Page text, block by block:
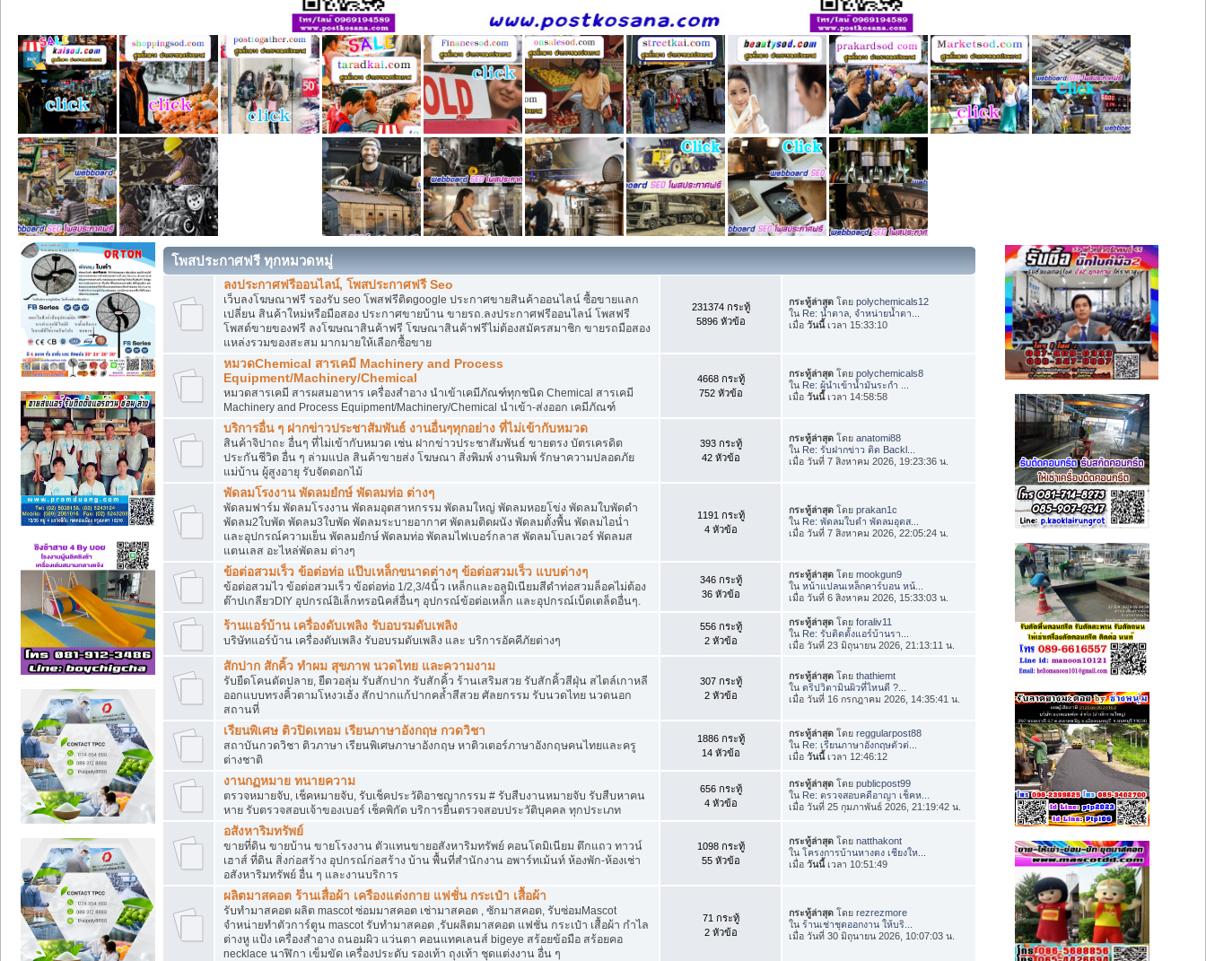
โพสประกาศฟรี ทุกหมวดหมู่
ลงประกาศฟรีออนไลน์, โพสประกาศฟรี Seo
เว็บลงโฆษณาฟรี รองรับ seo โพสฟรีติดgoogle ประกาศขายสินค้าออนไลน์ ซื้อขายแลก
เปลี่ยน สินค้าใหม่หรือมือสอง ประกาศขายบ้าน ขายรถ.ลงประกาศฟรีออนไลน์ โพสฟรี
โพสต์ขายของฟรี ลงโฆษณาสินค้าฟรี โฆษณาสินค้าฟรีไม่ต้องสมัครสมาชิก ขายรถมือสอง
แหล่งรวมของสะสม มากมายให้เลือกซื้อขาย
231374 กระทู้
5896 หัวข้อ
กระทู้ล่าสุด โดยpolychemicals12
ใน Re: น้ำตาล, จำหน่ายน้ำตา...
เมื่อวันนี้เวลา 15:33:10
หมวดChemical สารเคมี Machinery and Process
Equipment/Machinery/Chemical
หมวดสารเคมี สารผสมอาหาร เครื่องสำอาง นำเข้าเคมีภัณฑ์ทุกชนิด Chemical สารเคมี
Machinery and Process Equipment/Machinery/Chemical นำเข้า-ส่งออก เคมีภัณฑ์
4668 กระทู้
752 หัวข้อ
กระทู้ล่าสุด โดยpolychemicals8
ใน Re: ผู้นำเข้าน้ำมันระกำ ...
เมื่อวันนี้เวลา 14:58:58
บริการอื่น ๆ ฝากข่าวประชาสัมพันธ์ งานอื่นๆทุกอย่าง ที่ไม่เข้ากับหมวด
สินค้าจิปาถะ อื่นๆ ที่ไม่เข้ากับหมวด เช่น ฝากข่าวประชาสัมพันธ์ ขายตรง บัตรเครดิต
ประกันชีวิต อื่น ๆ ล่ามแปล สินค้าขายส่ง โฆษณา สิ่งพิมพ์ งานพิมพ์ รักษาความปลอดภัย
แม่บ้าน ผู้สูงอายุ รับจัดดอกไม้
393 กระทู้
42 หัวข้อ
กระทู้ล่าสุด โดยanatomi88
ใน Re: รับฝากข่าว ติด Backl...
เมื่อ วันที่ 7 สิงหาคม 2026, 19:23:36 น.
พัดลมโรงงาน พัดลมยํกษ์ พัดลมท่อ ต่างๆ
พัดลมฟาร์ม พัดลมโรงงาน พัดลมอุตสาหกรรม พัดลมใหญ่ พัดลมหอยโข่ง พัดลมใบพัดดำ
พัดลม2ใบพัด พัดลม3ใบพัด พัดลมระบายอากาศ พัดลมติดผนัง พัดลมตั้งพื้น พัดลมไอน่ำ
และอุปกรณ์ความเย็น พัดลมยํกษ์ พัดลมท่อ พัดลมไฟเบอร์กลาส พัดลมโบลเวอร์ พัดลมส
แตนเลส อะไหล่พัดลม ต่างๆ
1191 กระทู้
4 หัวข้อ
กระทู้ล่าสุด โดยprakan1c
ใน Re: พัดลมใบดำ พัดลมอุตส...
เมื่อ วันที่ 7 สิงหาคม 2026, 22:05:24 น.
ข้อต่อสวมเร็ว ข้อต่อท่อ แป๊บเหล็กขนาดต่างๆ ข้อต่อสวมเร็ว แบบต่างๆ
ข้อต่อสวมไว ข้อต่อสวมเร็ว ข้อต่อท่อ 1/2,3/4นิ้ว เหล็กและอลูมิเนียมสีดำท่อสวมล็อคไม่ต้อง
ต๊าปเกลียวDIY อุปกรณ์อิเล็กทรอนิคส์อื่นๆ อุปกรณ์ข้อต่อเหล็ก และอุปกรณ์เบ็ดเตล็ดอื่นๆ.
346 กระทู้
36 หัวข้อ
กระทู้ล่าสุด โดยmookgun9
ในหน้าแปลนเหล็กคาร์บอน หน้...
เมื่อ วันที่ 6 สิงหาคม 2026, 15:33:03 น.
ร้านแอร์บ้าน เครื่องดับเพลิง รับอบรมดับเพลิง
บริษัทแอร์บ้าน เครื่องดับเพลิง รับอบรมดับเพลิง และ บริการอัคคีภัยต่างๆ
556 กระทู้
2 หัวข้อ
กระทู้ล่าสุด โดยforaliv11
ใน Re: รับติดตั้งแอร์บ้านรา...
เมื่อ วันที่ 23 มิถุนายน 2026, 21:13:11 น.
สักปาก สักคิ้ว ทำผม สุขภาพ นวดไทย และความงาม
รับยืดโคนดัดปลาย, ยืดวอลุ่ม รับสักปาก รับสักคิ้ว ร้านเสริมสวย รับสักคิ้วสีฝุ่น สไตล์เกาหลี
ออกแบบทรงคิ้วตามโหงวเฮ้ง สักปากแก้ปากคล้ำสีสวย ศัลยกรรม รับนวดไทย นวดนอก
สถานที่
307 กระทู้
2 หัวข้อ
กระทู้ล่าสุด โดยthathiemt
ในดริปวิตามินผิวที่ไหนดี ?...
เมื่อ วันที่ 16 กรกฎาคม 2026, 14:35:41 น.
เรียนพิเศษ ติวปิดเทอม เรียนภาษาอังกฤษ กวดวิชา
สถาบันกวดวิชา ติวภาษา เรียนพิเศษภาษาอังกฤษ หาติวเตอร์ภาษาอังกฤษคนไทยและครู
ต่างชาติ
1886 กระทู้
14 หัวข้อ
กระทู้ล่าสุด โดยreggularpost88
ใน Re: เรียนภาษาอังกฤษตัวต่...
เมื่อวันนี้เวลา 12:46:12
งานกฏหมาย ทนายความ
ตรวจหมายจับ, เช็คหมายจับ, รับเช็คประวัติอาชญากรรม # รับสืบงานหมายจับ รับสืบหาคน
หาย รับตรวจสอบเจ้าของเบอร์ เช็คพิกัด บริการยื่นตรวจสอบประวัติบุคคล ทุกประเภท
656 กระทู้
4 หัวข้อ
กระทู้ล่าสุด โดยpublicpost99
ใน Re: ตรวจสอบคดีอาญา เช็คห...
เมื่อ วันที่ 25 กุมภาพันธ์ 2026, 21:19:42 น.
อสังหาริมทรัพย์
ขายที่ดิน ขายบ้าน ขายโรงงาน ตัวแทนขายอสังหาริมทรัพย์ คอนโดมิเนียม ตึกแถว ทาวน์
เฮาส์ ที่ดิน สิ่งก่อสร้าง อุปกรณ์ก่อสร้าง บ้าน พื้นที่สำนักงาน อพาร์ทเม้นท์ ห้องพัก-ห้องเช่า
อสังหาริมทรัพย์ อื่น ๆ และงานบริการ
1098 กระทู้
55 หัวข้อ
กระทู้ล่าสุด โดยnatthakont
ในโครงการบ้านหางดง เชียงให...
เมื่อวันนี้เวลา 10:51:49
ผลิตมาสคอต ร้านเสื่อผ้า เครืองแต่งกาย แฟชั่น กระเป๋า เสื้อผ้า
รับทำมาสคอต ผลิต mascot ซ่อมมาสคอต เช่ามาสคอต , ซักมาสคอต, รับซ่อมMascot
จำหน่ายทำตัวการ์ตูน mascot รับทำมาสคอต ,รับผลิตมาสคอต แฟชั่น กระเป๋า เสื้อผ้า กำไล
ต่างหู แป้ง เครื่องสำอาง ถนอมผิว แว่นตา คอนแทคเลนส์ bigeye สร้อยข้อมือ สร้อยคอ
necklace นาฬิกา เข็มขัด เครื่องประดับ รองเท้า ถุงเท้า ชุดแต่งงาน อื่น ๆ
71 กระทู้
2 หัวข้อ
กระทู้ล่าสุด โดยrezrezmore
ในร้านเช่าชุดออกงาน ให้บริ...
เมื่อ วันที่ 30 มิถุนายน 2026, 10:07:03 น.